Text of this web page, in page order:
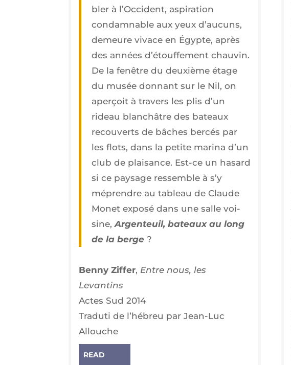
bler à l’Oc­ci­dent, aspi­ra­tion
condam­nable aux yeux d’au­cuns,
demeure vivace en Égypte, après
des années d’é­touf­fe­ment chauvin.
De la fenêtre du deuxième étage
du musée don­nant sur le Nil, on
aper­çoit à tra­vers les plis d’un
rideau blan­châtre des bateaux
recou­verts de bâches ber­cés par
les flots, dans la petite mari­na d’un
club de plai­sance. Est-ce un hasard
si ce pay­sage res­semble à s’y
méprendre au tableau de Claude
Monet expo­sé dans une salle voi­
sine,Argen­teuil, bateaux au long
de la berge ?
Ben­ny Zif­fer, Entre nous, les
Levantins
Actes Sud 2014
Tra­du­ti de l’hé­breu par Jean-Luc
Allouche
READ